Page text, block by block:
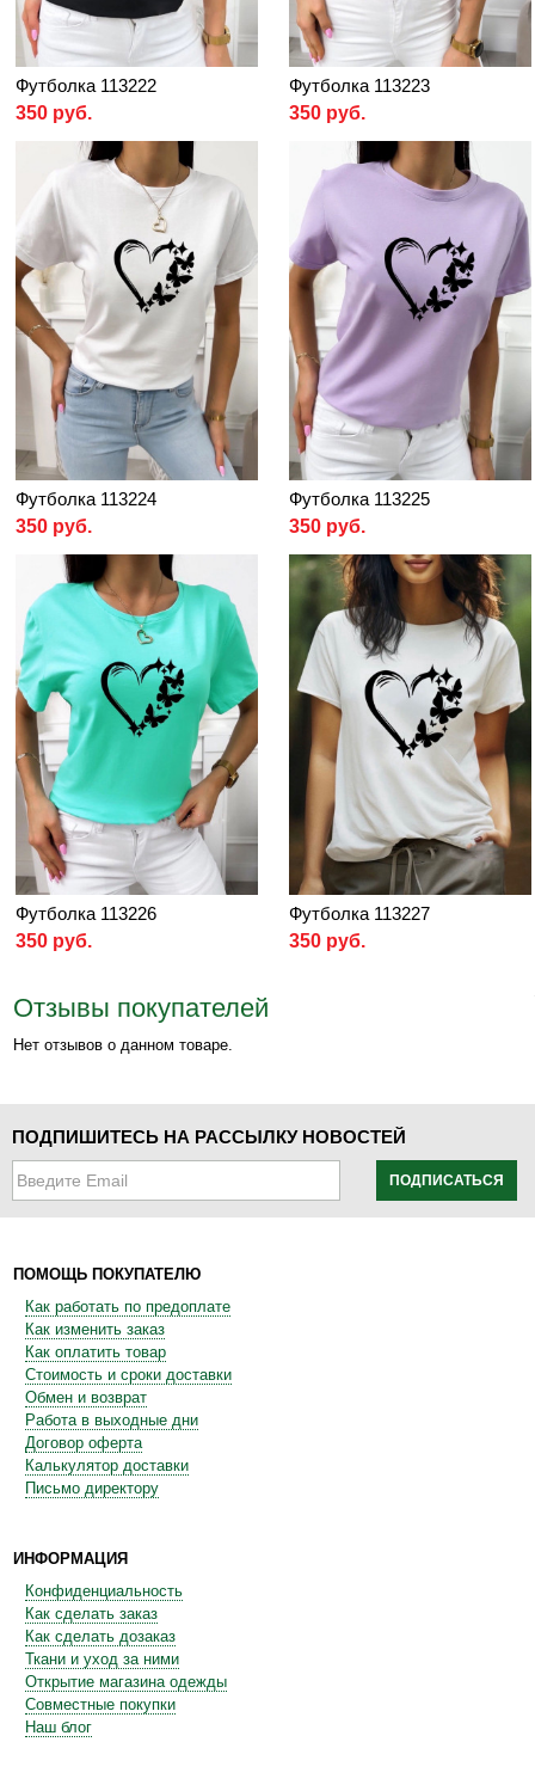
Футболка 113222
350 руб.
Футболка 113223
350 руб.
Футболка 113224
350 руб.
Футболка 113225
350 руб.
Футболка 113226
350 руб.
Футболка 113227
350 руб.
Отзывы покупателей
Нет отзывов о данном товаре.
ПОДПИШИТЕСЬ НА РАССЫЛКУ НОВОСТЕЙ
ПОДПИСАТЬСЯ
ПОМОЩЬ ПОКУПАТЕЛЮ
Как работать по предоплате
Как изменить заказ
Как оплатить товар
Стоимость и сроки доставки
Обмен и возврат
Работа в выходные дни
Договор оферта
Калькулятор доставки
Письмо директору
ИНФОРМАЦИЯ
Конфиденциальность
Как сделать заказ
Как сделать дозаказ
Ткани и уход за ними
Открытие магазина одежды
Совместные покупки
Наш блог